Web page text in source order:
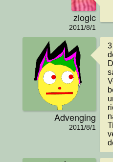
zlogic
2011/8/1
Advenging
2011/8/1